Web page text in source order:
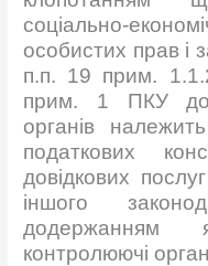
соціально-
особистих прав і
п.п. 19 прим.
прим. 1 ПКУ до
органів
податкових
довідкових
іншого
додержанням
контролюючі